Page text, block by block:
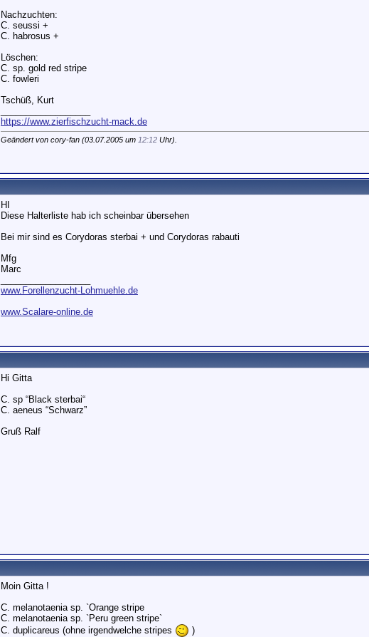
Nachzuchten:
C. seussi +
C. habrosus +
Löschen:
C. sp. gold red stripe
C. fowleri
Tschüß, Kurt
https://www.zierfischzucht-mack.de
Geändert von cory-fan (03.07.2005 um 12:12 Uhr).
HI
Diese Halterliste hab ich scheinbar übersehen
Bei mir sind es Corydoras sterbai + und Corydoras rabauti
Mfg
Marc
www.Forellenzucht-Lohmuehle.de
www.Scalare-online.de
Hi Gitta
C. sp “Black sterbai“
C. aeneus “Schwarz”
Gruß Ralf
Moin Gitta !
C. melanotaenia sp. `Orange stripe
C. melanotaenia sp. `Peru green stripe`
C. duplicareus (ohne irgendwelche stripes
)